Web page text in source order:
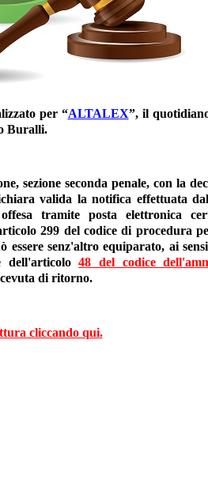
per “ALTALEX”, il
Buralli.
sezione seconda penale, con la
valida la notifica effettuata
tramite posta elettronica
299 del codice di procedura
essere senz'altro equiparato, ai
dell'articolo48 del codice
di ritorno.
cliccando qui.